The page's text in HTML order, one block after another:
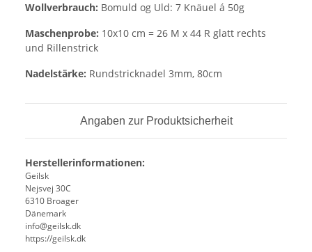
Wollverbrauch: Bomuld og Uld: 7 Knäuel á 50g
Maschenprobe: 10x10 cm = 26 M x 44 R glatt rechts
und Rillenstrick
Nadelstärke: Rundstricknadel 3mm, 80cm
Angaben zur Produktsicherheit
Herstellerinformationen:
Geilsk
Nejsvej 30C
6310 Broager
Dänemark
info@geilsk.dk
https://geilsk.dk